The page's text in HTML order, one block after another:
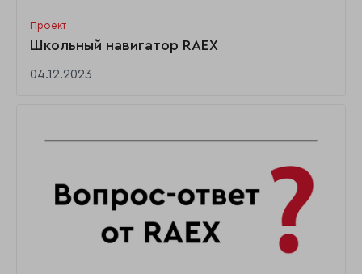
Проект
Школьный навигатор RAEX
04.12.2023